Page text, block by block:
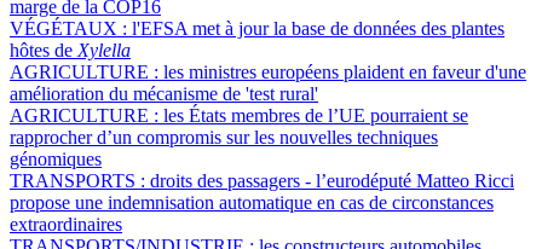
marge de la COP16
VÉGÉTAUX : l'EFSA met à jour la base de données des plantes
hôtes de Xylella
AGRICULTURE : les ministres européens plaident en faveur d'une
amélioration du mécanisme de 'test rural'
AGRICULTURE : les États membres de l’UE pourraient se
rapprocher d’un compromis sur les nouvelles techniques
génomiques
TRANSPORTS : droits des passagers - l’eurodéputé Matteo Ricci
propose une indemnisation automatique en cas de circonstances
extraordinaires